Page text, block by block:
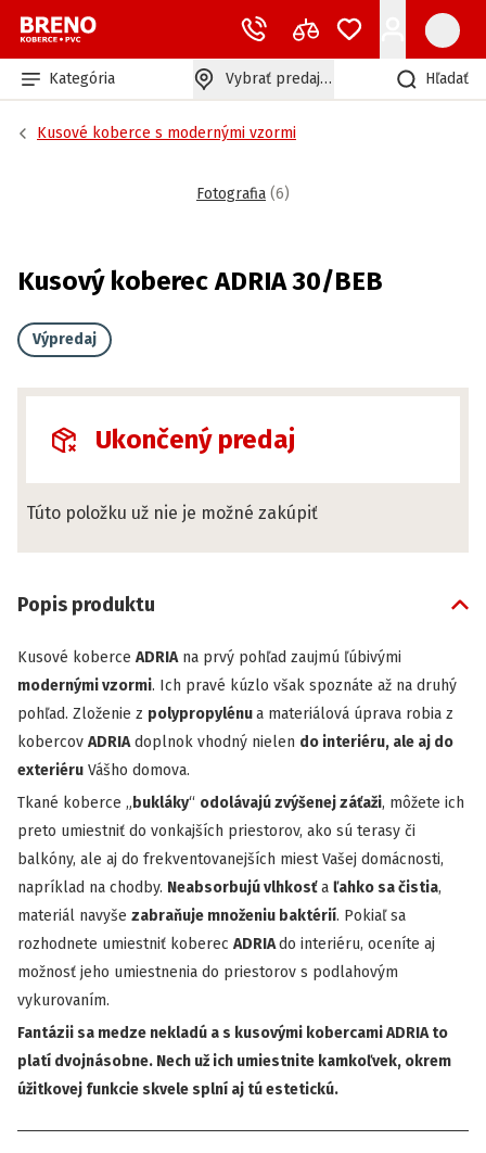
Kategória Vybrať predajňu Hľadať
Kusové koberce s modernými vzormi
Fotografia (6)
Kusový koberec ADRIA 30/BEB
Výpredaj
Ukončený predaj
Túto položku už nie je možné zakúpiť
Popis produktu
Kusové koberce ADRIAna prvý pohľad zaujmú ľúbivými
modernými vzormi. Ich pravé kúzlo však spoznáte až na druhý
pohľad. Zloženie z polypropylénua materiálová úprava robia z
kobercov ADRIAdoplnok vhodný nielen do interiéru, ale aj do
exteriéru Vášho domova.
Tkané koberce „bukláky“ odolávajú zvýšenej záťaži, môžete ich
preto umiestniť do vonkajších priestorov, ako sú terasy či
balkóny, ale aj do frekventovanejších miest Vašej domácnosti,
napríklad na chodby. Neabsorbujú vlhkosťa ľahko sa čistia,
materiál navyše zabraňuje množeniu baktérií. Pokiaľ sa
rozhodnete umiestniť koberec ADRIAdo interiéru, oceníte aj
možnosť jeho umiestnenia do priestorov s podlahovým
vykurovaním.
Fantázii sa medze nekladú a s kusovými kobercami ADRIA to
platí dvojnásobne. Nech už ich umiestnite kamkoľvek, okrem
úžitkovej funkcie skvele splní aj tú estetickú.